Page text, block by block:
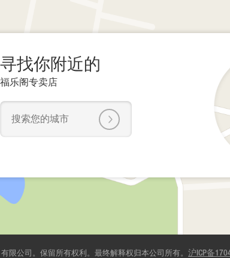
寻找你附近的
福乐阁专卖店
限公司。保留所有权利。最终解释权归本公司所有。沪ICP备